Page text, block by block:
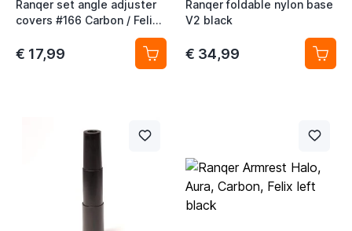
Ranqer set angle adjuster
covers #166 Carbon / Felix /
€ 17,99
Ranqer foldable nylon base
V2 black
€ 34,99